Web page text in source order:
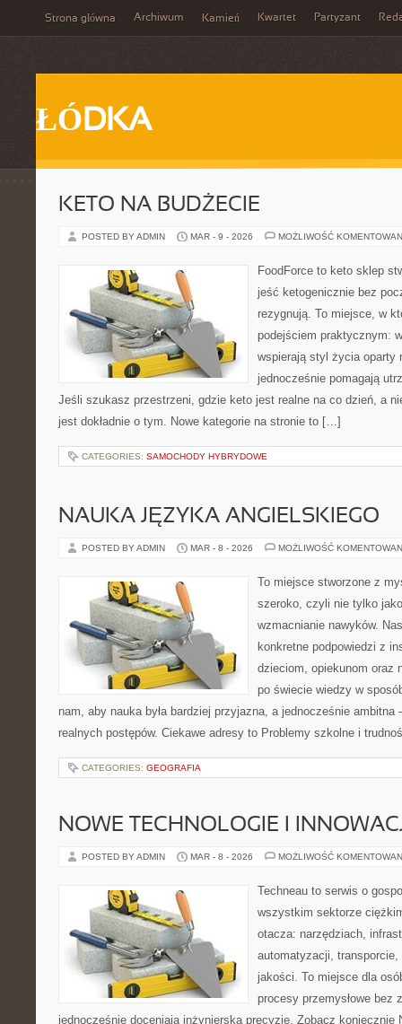
Strona główna Archiwum Kamień Kwartet Partyzant
ŁÓDKA
KETO NA BUDŻECIE
POSTED BY ADMIN MAR - 9 - 2026 MOŻLIWOŚĆ
FoodForce to keto sklep
jeść ketogenicznie bez
rezygnują. To miejsce, w
podejściem praktycznym:
wspierają styl życia oparty
jednocześnie pomagają
Jeśli szukasz przestrzeni, gdzie keto jest realne na co dzień, a
jest dokładnie o tym. Nowe kategorie na stronie to […]
CATEGORIES: SAMOCHODY HYBRYDOWE
NAUKA JĘZYKA ANGIELSKIEGO
POSTED BY ADMIN MAR - 8 - 2026 MOŻLIWOŚĆ
To miejsce stworzone z
szeroko, czyli nie tylko
wzmacnianie nawyków.
konkretne podpowiedzi z
dzieciom, opiekunom oraz
po świecie wiedzy w
nam, aby nauka była bardziej przyjazna, a jednocześnie ambitna
realnych postępów. Ciekawe adresy to Problemy szkolne i
CATEGORIES: GEOGRAFIA
NOWE TECHNOLOGIE I
POSTED BY ADMIN MAR - 8 - 2026 MOŻLIWOŚĆ
Techneau to serwis o
wszystkim sektorze
otacza: narzędziach,
automatyzacji,
jakości. To miejsce dla
procesy przemysłowe bez
jednocześnie doceniają inżynierską precyzję. Zobacz koniecznie